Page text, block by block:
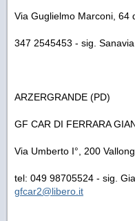
Via Guglielmo Marconi, 64
347 2545453 - sig.
GF CAR DI FERRARA
Via Umberto I°, 200
tel: 049 98705524 - sig.
gfcar2@libero.it